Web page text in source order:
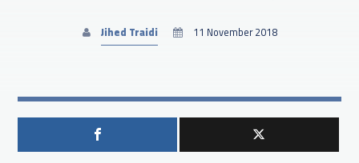
Jihed Traidi 11 November 2018